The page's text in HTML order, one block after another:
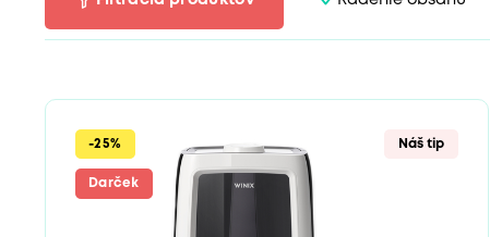
Darček
-25% Náš tip